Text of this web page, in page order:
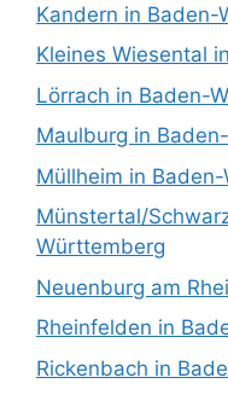
Kandern in Baden-
Kleines Wiesental
Lörrach in Baden-
Maulburg in
Müllheim in
Münstertal/
Württemberg
Neuenburg am
Rheinfelden in
Rickenbach in